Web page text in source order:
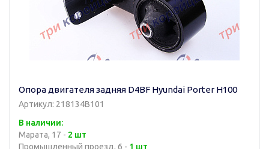
Опора двигателя задняя D4BF Hyundai Porter H100
Артикул: 218134B101
В наличии:
Марата, 17 - 2 шт
Промышленный проезд, 6 - 1 шт